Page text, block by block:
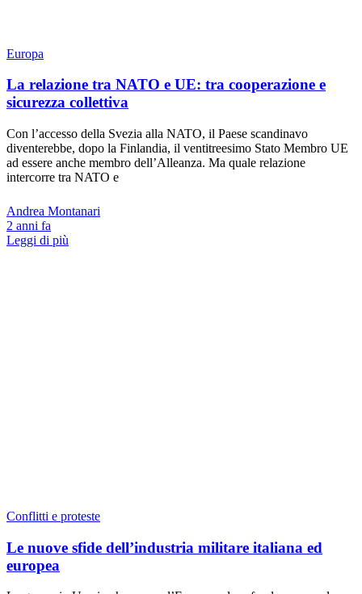
Europa
La relazione tra NATO e UE: tra cooperazione e
sicurezza collettiva
Con l’accesso della Svezia alla NATO, il Paese scandinavo
diventerebbe, dopo la Finlandia, il ventitreesimo Stato Membro UE
ad essere anche membro dell’Alleanza. Ma quale relazione
intercorre tra NATO e
Andrea Montanari
2 anni fa
Leggi di più
Conflitti e proteste
Le nuove sfide dell’industria militare italiana ed
europea